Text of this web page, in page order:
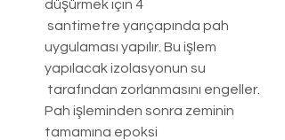
düşürmek için 4
uygulaması yapılır. Bu işlem
yapılacak izolasyonun su
Pah işleminden sonra zeminin
tamamına epoksi